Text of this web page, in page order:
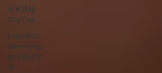
有氧拔罐
OxyCup
Magnetic
Slimming |
磁疗瘦身护
理